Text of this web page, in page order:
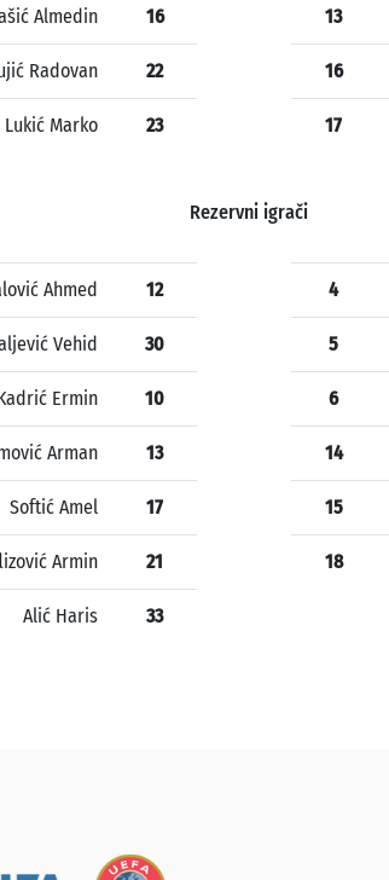
Almedin 16
Radovan 22
Lukić Marko 23
13
16
17
Rezervni igrači
Ahmed 12
Vehid 30
Ermin 10
Arman 13
Softić Amel 17
Armin 21
Alić Haris 33
4
5
6
14
15
18